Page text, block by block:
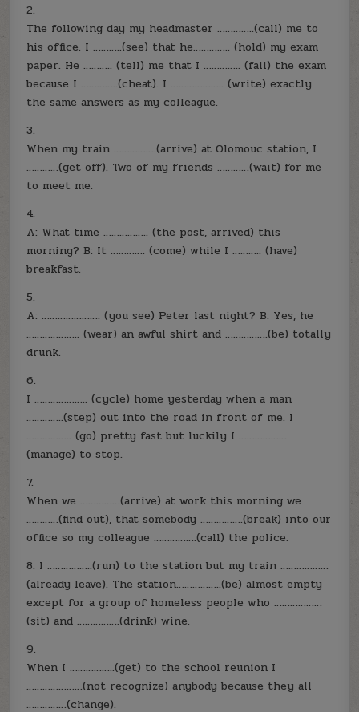
2.
The following day my headmaster …………..(call) me to
his office. I ………..(see) that he………….. (hold) my exam
paper. He ……….. (tell) me that I ………….. (fail) the exam
because I …………..(cheat). I ……………….. (write) exactly
the same answers as my colleague.
3.
When my train …………….(arrive) at Olomouc station, I
…………(get off). Two of my friends …………(wait) for me
to meet me.
4.
A: What time …………….. (the post, arrived) this
morning? B: It …………. (come) while I ……….. (have)
breakfast.
5.
A: …………………. (you see) Peter last night? B: Yes, he
……………….. (wear) an awful shirt and …………….(be) totally
drunk.
6.
I ……………….. (cycle) home yesterday when a man
…………..(step) out into the road in front of me. I
…………….. (go) pretty fast but luckily I ………………
(manage) to stop.
7.
When we ……………(arrive) at work this morning we
…………(find out), that somebody …………….(break) into our
office so my colleague …………….(call) the police.
8. I ……………..(run) to the station but my train ………………
(already leave). The station……………..(be) almost empty
except for a group of homeless people who ………………
(sit) and …………….(drink) wine.
9.
When I ……………..(get) to the school reunion I
…………………(not recognize) anybody because they all
……………(change).